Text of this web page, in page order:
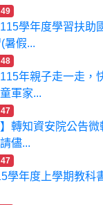
49
學年度學習扶助
暑假...
48
年親子走一走，
軍家...
47
】轉知資安院公告
儘...
47
學年度上學期教科